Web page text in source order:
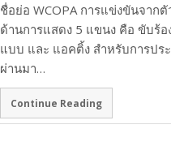
ชื่อย่อ WCOPA การแข่งขันจาก
ด้านการแสดง 5 แขนง คือ ขับร้อ
แบบ และ แอคติ้ง สำหรับการปร
ผ่านมา…
Continue Reading